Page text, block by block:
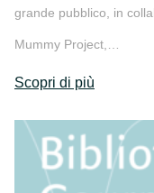
grande pubblico, in
Mummy Project,…
Scopri di più